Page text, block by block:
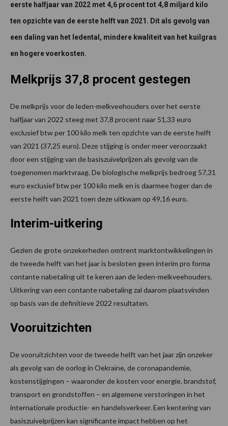
eerste halfjaar van 2022 met 4,6 procent tot 4,8 miljard kilo
ten opzichte van de eerste helft van 2021. Dit als gevolg van
een daling van het ledental, mindere kwaliteit van het kuilgras
en hogere voerkosten.
Melkprijs 37,8 procent gestegen
De melkprijs voor de leden-melkveehouders over het eerste
halfjaar van 2022 steeg met 37,8 procent naar 51,33 euro
exclusief btw per 100 kilo melk ten opzichte van de eerste helft
van 2021 (37,25 euro). Deze stijging is onder meer veroorzaakt
door een stijging van de basiszuivelprijzen als gevolg van de
toegenomen marktvraag. De biologische melkprijs bedroeg 57,31
euro exclusief btw per 100 kilo melk en is daarmee hoger dan de
eerste helft van 2021 toen deze uitkwam op 49,16 euro.
Interim-uitkering
Gezien de grote onzekerheden omtrent marktontwikkelingen in
de tweede helft van het jaar is besloten geen interim pro forma
contante nabetaling uit te keren aan de leden-melkveehouders.
Uitkering van een contante nabetaling zal daarom plaatsvinden
op basis van de definitieve 2022 resultaten.
Vooruitzichten
De vooruitzichten voor de tweede helft van het jaar zijn onzeker
als gevolg van de oorlog in Oekraïne, de coronapandemie,
kostenstijgingen – waaronder de kosten voor energie, brandstof,
transport en grondstoffen – en algemene verstoringen in het
internationale productie- en handelsverkeer. Een kentering van
basiszuivelprijzen kan significante impact hebben op het